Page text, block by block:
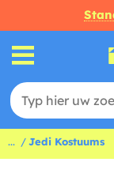
... Jedi Kostuums